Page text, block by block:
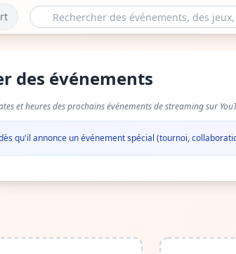
des événements
et heures des prochains événements de streaming sur
qu'il annonce un événement spécial (tournoi,